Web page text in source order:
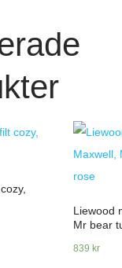
Liewood
Mr bear
839kr